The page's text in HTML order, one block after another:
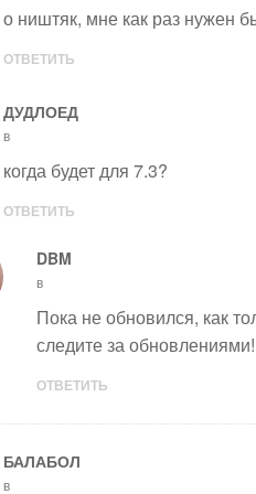
о ништяк, мне как раз нужен
ОТВЕТИТЬ
ДУДЛОЕД
в
когда будет для 7.3?
ОТВЕТИТЬ
DBM
в
Пока не обновился, как
следите за обновлениями!
ОТВЕТИТЬ
БАЛАБОЛ
в